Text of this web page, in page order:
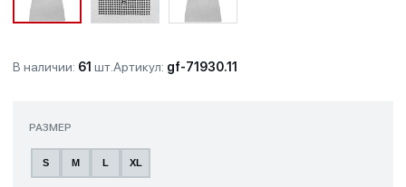
В наличии: 61 шт.Артикул: gf-71930.11
РАЗМЕР
S M L XL